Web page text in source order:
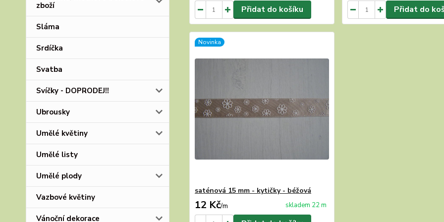
zboží
Sláma
Srdíčka
Svatba
Svíčky - DOPRODEJ!!
Ubrousky
Umělé květiny
Umělé listy
Umělé plody
Vazbové květiny
Vánoční dekorace
Přidat do košíku Přidat do
Novinka
saténová 15 mm - kytičky - béžová
12 Kč/m skladem 22 m